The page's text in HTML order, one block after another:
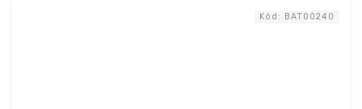
Kód: BAT00240